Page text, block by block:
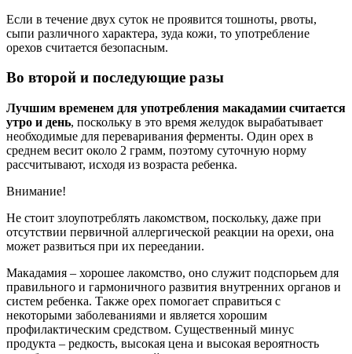
Если в течение двух суток не проявится тошноты, рвоты,
сыпи различного характера, зуда кожи, то употребление
орехов считается безопасным.
Во второй и последующие разы
Лучшим временем для употребления макадамии считается
утро и день, поскольку в это время желудок вырабатывает
необходимые для переваривания ферменты. Один орех в
среднем весит около 2 грамм, поэтому суточную норму
рассчитывают, исходя из возраста ребенка.
Внимание!
Не стоит злоупотреблять лакомством, поскольку, даже при
отсутствии первичной аллергической реакции на орехи, она
может развиться при их переедании.
Макадамия – хорошее лакомство, оно служит подспорьем для
правильного и гармоничного развития внутренних органов и
систем ребенка. Также орех помогает справиться с
некоторыми заболеваниями и является хорошим
профилактическим средством. Существенный минус
продукта – редкость, высокая цена и высокая вероятность